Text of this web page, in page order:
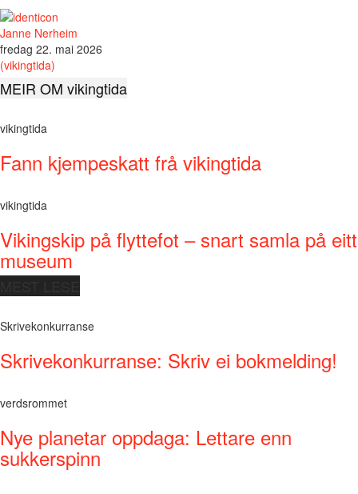
Janne Nerheim
fredag 22. mai 2026
(vikingtida)
MEIR OM vikingtida
vikingtida
Fann kjempeskatt frå vikingtida
vikingtida
Vikingskip på flyttefot – snart samla på eitt
museum
Skrivekonkurranse
Skrivekonkurranse: Skriv ei bokmelding!
verdsrommet
Nye planetar oppdaga: Lettare enn
sukkerspinn